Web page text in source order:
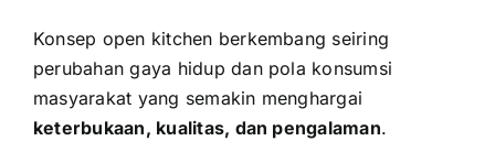
Konsep open kitchen berkembang seiring
perubahan gaya hidup dan pola konsumsi
masyarakat yang semakin menghargai
keterbukaan, kualitas, dan pengalaman.